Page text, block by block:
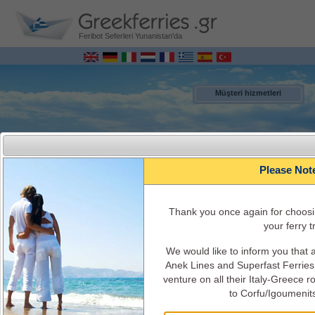
Feribot Seferleri Yunanistan'da
Müşteri hizmetleri
MENU
İtalya – Yunanistan ONLİNE Gemi Rezervasyonları
Gemi Programları, tarifeler, gemi geçerliği, bilet ücreti, gemi bilgisi ve hizmetler
Please
Τhank you once again for
your ferry
We would like to inform you that
Anek Lines and Superfast
venture on all their Italy-Greece
to Corfu/